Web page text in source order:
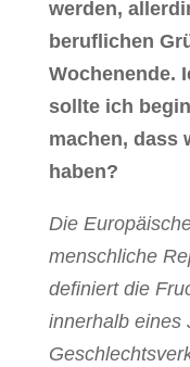
werden,
beruflichen
Wochenende.
sollte ich
machen, dass
haben?
Die
menschliche
definiert die
innerhalb eines